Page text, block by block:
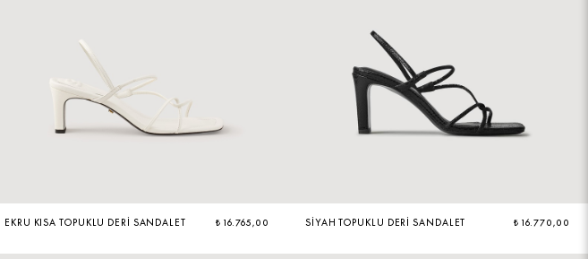
EKRU KISA TOPUKLU DERI SANDALET ₺ 16.765,00 SIYAH TOPUKLU DERI SANDALET ₺ 16.770,00